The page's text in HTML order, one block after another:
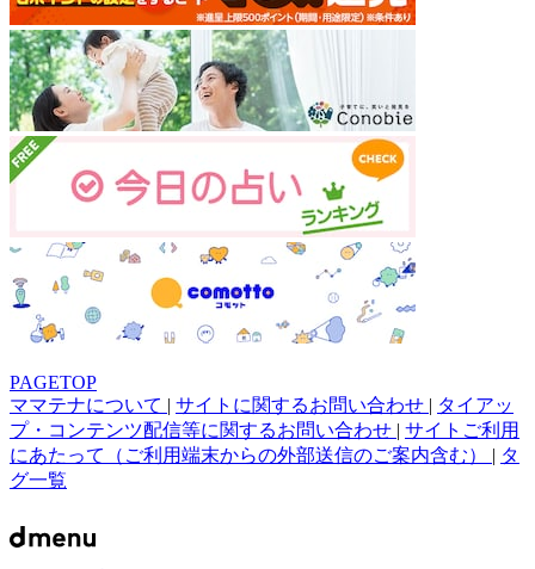
PAGETOP
ママテナについて | サイトに関するお問い合わせ | タイアッ
プ・コンテンツ配信等に関するお問い合わせ | サイトご利用
にあたって（ご利用端末からの外部送信のご案内含む） | タ
グ一覧